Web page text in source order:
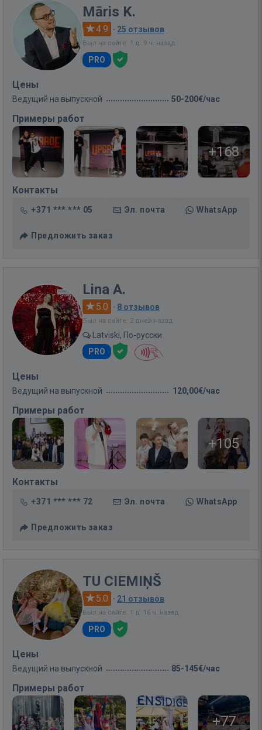
Māris K.
4.9 · 25 отзывов
Был на сайте: 1 д. 9 ч. назад
PRO
Цены
Ведущий на выпускной 50-200€/час
Примеры работ
+168
Контакты
+371 *** *** 05 Эл. почта WhatsApp
Предложить заказ
Lina A.
5.0 · 8 отзывов
Был на сайте: 2 дней назад
Latviski, По-русски
PRO
Цены
Ведущий на выпускной 120,00€/час
Примеры работ
+105
Контакты
+371 *** *** 72 Эл. почта WhatsApp
Предложить заказ
TU CIEMIŅŠ
5.0 · 21 отзывов
Был на сайте: 1 д. 16 ч. назад
PRO
Цены
Ведущий на выпускной 85-145€/час
Примеры работ
+77